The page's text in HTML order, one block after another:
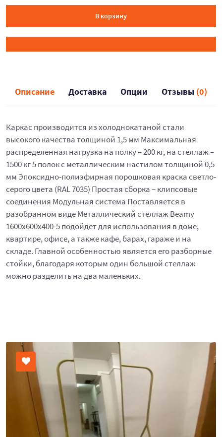
В корзину
Описание Доставка Опции Отзывы (0)
Каркас производится из холоднокатаной стали
высокого качества толщиной 1,5 мм Максимальная
распределенная нагрузка на полку – 200 кг, на стеллаж –
1500 кг 5 полок с металлическим настилом толщиной 0,5
мм Эпоксидно-полиэфирная порошковая краска светло-
серого цвета (RAL 7035) Простая сборка – клипсовые
соединения Модульная система Поставляется в
разобранном виде Металлический стеллаж Beamy
1600x600x400-5 подойдет для использования в доме,
квартире, офисе, а также кафе, барах, гараже и на
складе. Главной особенностью является его разборные
стойки, благодаря которым один большой стеллаж
можно разделить на два маленьких.